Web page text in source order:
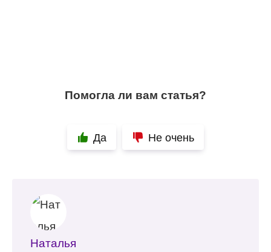
Помогла ли вам статья?
Да Не очень
Наталья